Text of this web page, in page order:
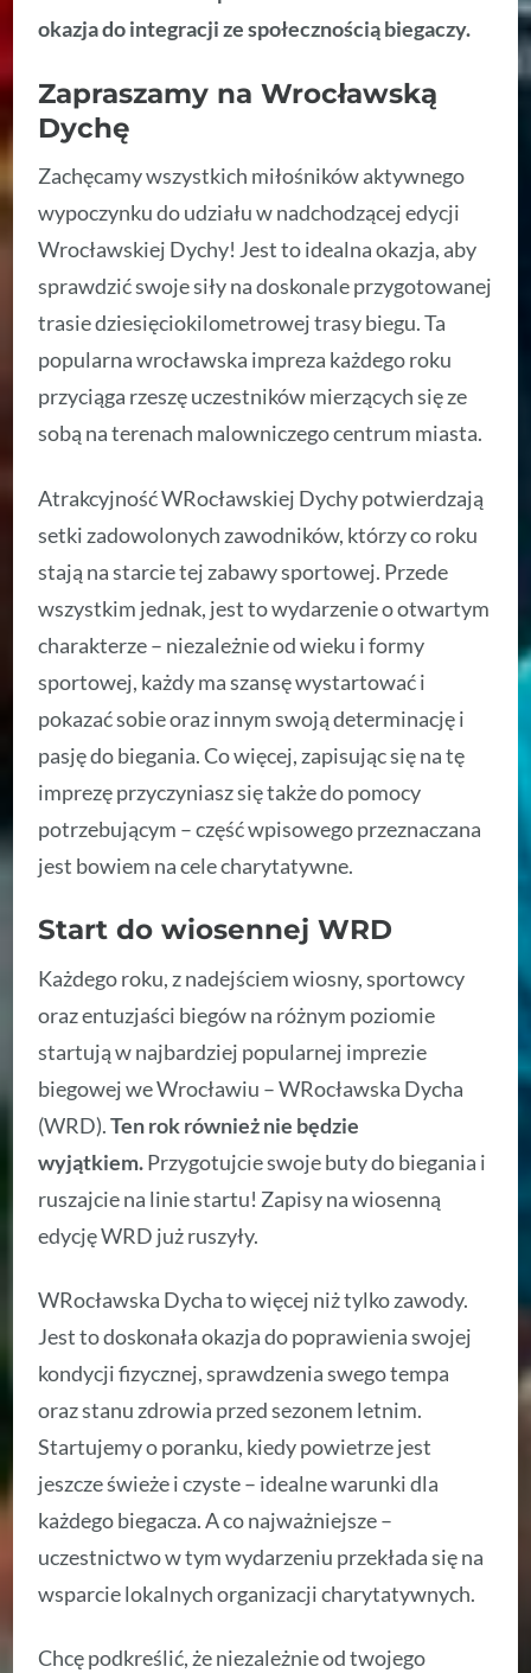
okazja do integracji ze społecznością biegaczy.
Zapraszamy na Wrocławską
Dychę
Zachęcamy wszystkich miłośników aktywnego
wypoczynku do udziału w nadchodzącej edycji
Wrocławskiej Dychy! Jest to idealna okazja, aby
sprawdzić swoje siły na doskonale przygotowanej
trasie dziesięciokilometrowej trasy biegu. Ta
popularna wrocławska impreza każdego roku
przyciąga rzeszę uczestników mierzących się ze
sobą na terenach malowniczego centrum miasta.
Atrakcyjność WRocławskiej Dychy potwierdzają
setki zadowolonych zawodników, którzy co roku
stają na starcie tej zabawy sportowej. Przede
wszystkim jednak, jest to wydarzenie o otwartym
charakterze – niezależnie od wieku i formy
sportowej, każdy ma szansę wystartować i
pokazać sobie oraz innym swoją determinację i
pasję do biegania. Co więcej, zapisując się na tę
imprezę przyczyniasz się także do pomocy
potrzebującym – część wpisowego przeznaczana
jest bowiem na cele charytatywne.
Start do wiosennej WRD
Każdego roku, z nadejściem wiosny, sportowcy
oraz entuzjaści biegów na różnym poziomie
startują w najbardziej popularnej imprezie
biegowej we Wrocławiu – WRocławska Dycha
(WRD).Ten rok również nie będzie
wyjątkiem.Przygotujcie swoje buty do biegania i
ruszajcie na linie startu! Zapisy na wiosenną
edycję WRD już ruszyły.
WRocławska Dycha to więcej niż tylko zawody.
Jest to doskonała okazja do poprawienia swojej
kondycji fizycznej, sprawdzenia swego tempa
oraz stanu zdrowia przed sezonem letnim.
Startujemy o poranku, kiedy powietrze jest
jeszcze świeże i czyste – idealne warunki dla
każdego biegacza. A co najważniejsze –
uczestnictwo w tym wydarzeniu przekłada się na
wsparcie lokalnych organizacji charytatywnych.
Chcę podkreślić, że niezależnie od twojego